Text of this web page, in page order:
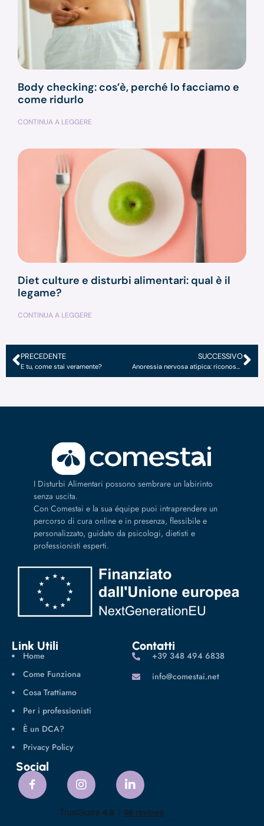
Body checking: cos’è, perché lo facciamo e
come ridurlo
CONTINUA A LEGGERE
Diet culture e disturbi alimentari: qual è il
legame?
CONTINUA A LEGGERE
PRECEDENTE
E tu, come stai veramente?
SUCCESSIVO
Anoressia nervosa atipica: riconoscerla per curarla
I Disturbi Alimentari possono sembrare un labirinto
senza uscita.
Con Comestai e la sua équipe puoi intraprendere un
percorso di cura online e in presenza, flessibile e
personalizzato, guidato da psicologi, dietisti e
professionisti esperti.
Link Utili
Home
Come Funziona
Cosa Trattiamo
Per i professionisti
È un DCA?
Privacy Policy
Contatti
‪+39 348 494 6838
info@comestai.net
Social